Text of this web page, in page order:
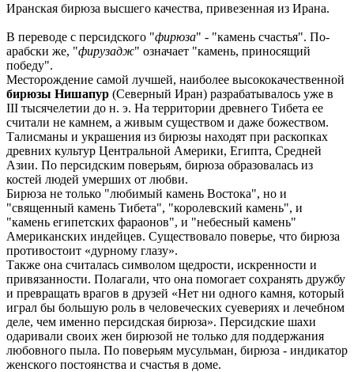
Иранская бирюза высшего качества, привезенная из Ирана.
В переводе с персидского "фирюза" - "камень счастья". По-
арабски же, "фирузадж" означает "камень, приносящий
победу".
Месторождение самой лучшей, наиболее высококачественной
бирюзы Нишапур (Северный Иран) разрабатывалось уже в
III тысячелетии до н. э. На территории древнего Тибета ее
считали не камнем, а живым существом и даже божеством.
Талисманы и украшения из бирюзы находят при раскопках
древних культур Центральной Америки, Египта, Средней
Азии. По персидским поверьям, бирюза образовалась из
костей людей умерших от любви.
Бирюза не только "любимый камень Востока", но и
"священный камень Тибета", "королевский камень", и
"камень египетских фараонов", и "небесный камень"
Американских индейцев. Существовало поверье, что бирюза
противостоит «дурному глазу».
Также она считалась символом щедрости, искренности и
привязанности. Полагали, что она помогает сохранять дружбу
и превращать врагов в друзей «Нет ни одного камня, который
играл бы большую роль в человеческих суевериях и лечебном
деле, чем именно персидская бирюза». Персидские шахи
одаривали своих жен бирюзой не только для поддержания
любовного пыла. По поверьям мусульман, бирюза - индикатор
женского постоянства и счастья в доме.